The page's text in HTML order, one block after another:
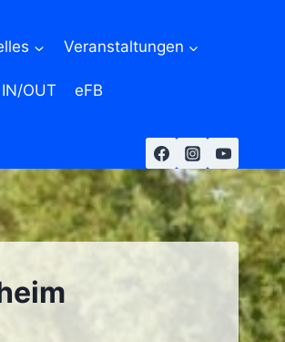
Veranstaltungen
OUT eFB